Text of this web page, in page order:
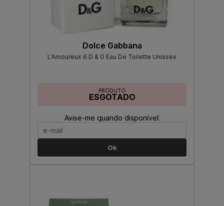
Dolce Gabbana
L'Amoureux 6 D & G Eau De Toilette Unissex
PRODUTO
ESGOTADO
Avise-me quando disponível:
Ok